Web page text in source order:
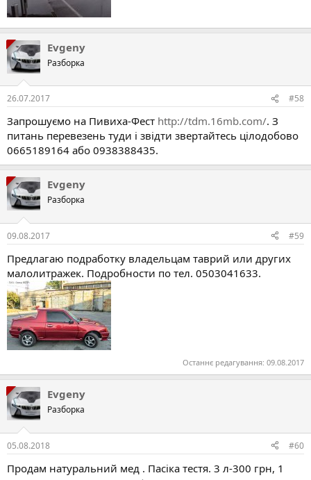
Evgeny
Разборка
26.07.2017 #58
Запрошуємо на Пивиха-Фест http://tdm.16mb.com/. З
питань перевезень туди і звідти звертайтесь цілодобово
0665189164 або 0938388435.
Evgeny
Разборка
09.08.2017 #59
Предлагаю подработку владельцам таврий или других
малолитражек. Подробности по тел. 0503041633.
Останнє редагування: 09.08.2017
Evgeny
Разборка
05.08.2018 #60
Продам натуральний мед . Пасіка тестя. 3 л-300 грн, 1